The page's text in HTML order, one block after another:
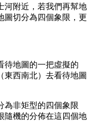
河附近，若我們再幫地
圖切分為四個象限，更
待地圖的一把虛擬的
東西南北）去看待地圖
為非矩型的四個象限
隨機的分佈在這四個地